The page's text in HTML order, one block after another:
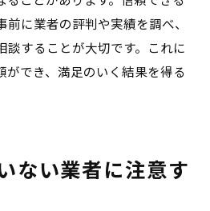
に業者の評判や実績を調べ、
談することが大切です。これに
ができ、満足のいく結果を得る
ない業者に注意す